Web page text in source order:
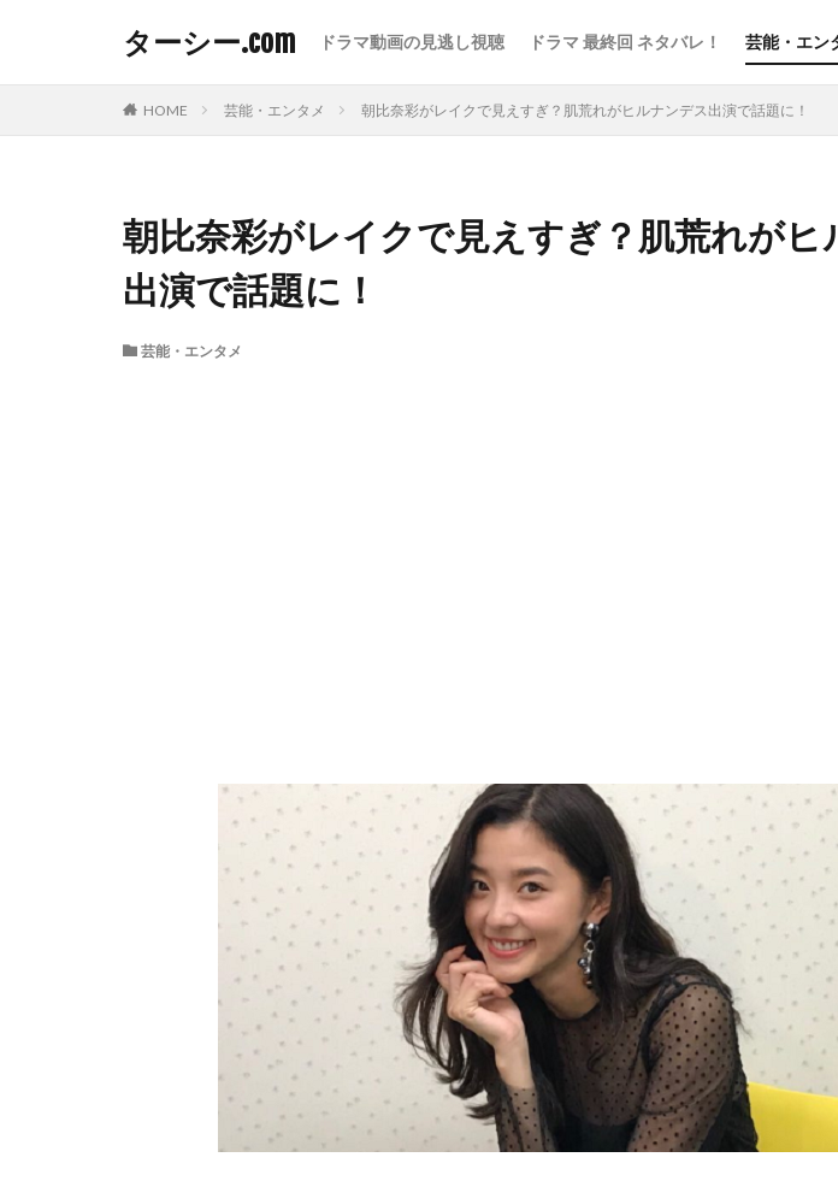
ターシー.com ドラマ動画の見逃し視聴 ドラマ 最終回 ネタバレ！ 芸能・エン
HOME 芸能・エンタメ 朝比奈彩がレイクで見えすぎ？肌荒れがヒルナンデス出演で話題に！
朝比奈彩がレイクで見えすぎ？肌荒れがヒ
出演で話題に！
芸能・エンタメ